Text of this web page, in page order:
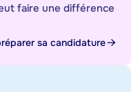
faire une différence
sa candidature